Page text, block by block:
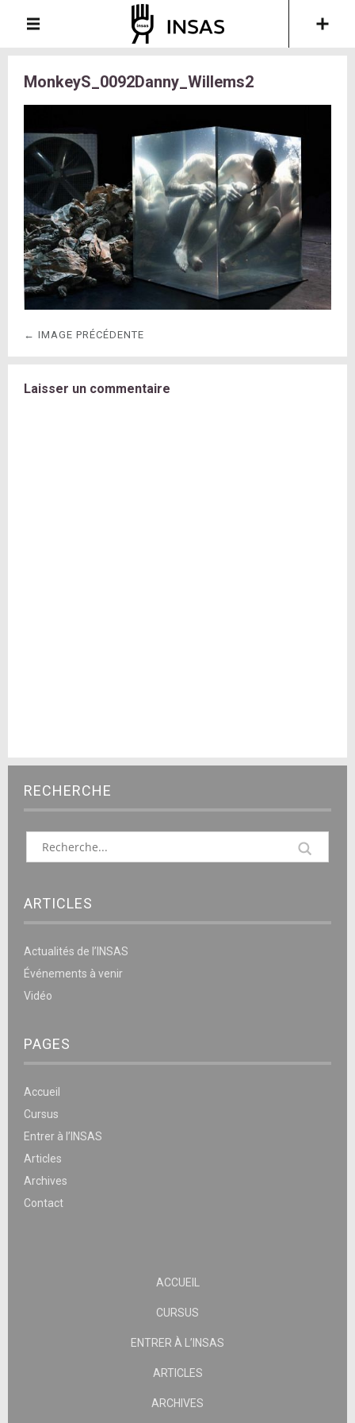
MonkeyS_0092Danny_Willems2
← IMAGE PRÉCÉDENTE
Laisser un commentaire
RECHERCHE
ARTICLES
Actualités de l’INSAS
Événements à venir
Vidéo
PAGES
Accueil
Cursus
Entrer à l’INSAS
Articles
Archives
Contact
ACCUEIL
CURSUS
ENTRER À L’INSAS
ARTICLES
ARCHIVES